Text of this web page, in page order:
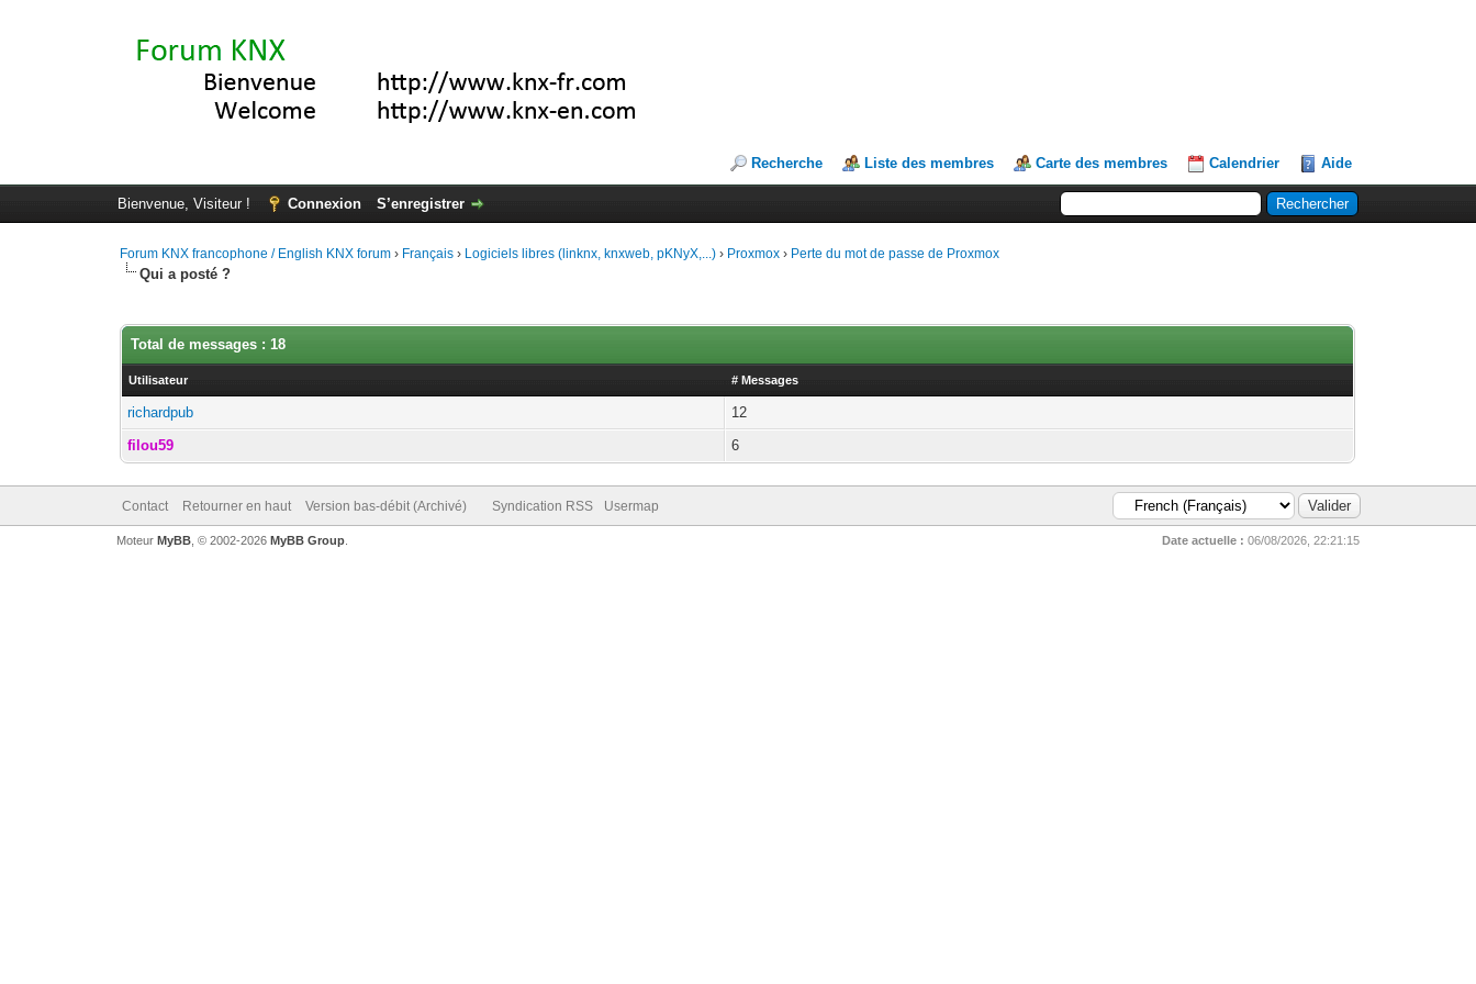
Recherche Liste des membres Carte des membres Calendrier Aide
Bienvenue, Visiteur ! Connexion S’enregistrer
Forum KNX francophone / English KNX forum › Français › Logiciels libres (linknx, knxweb, pKNyX,...) › Proxmox › Perte du mot de passe de Proxmox
Qui a posté ?
Total de messages : 18
Utilisateur # Messages
richardpub
12
filou59
6
Contact Retourner en haut Version bas-débit (Archivé) Syndication RSS Usermap
Date actuelle : 06/08/2026, 22:21:15
Moteur MyBB, © 2002-2026 MyBB Group.